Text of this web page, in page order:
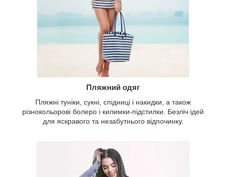
Пляжний одяг
Пляжні туніки, сукні, спідниці і накидки, а також
різнокольорові болеро і килимки-підстилки. Безліч ідей
для яскравого та незабутнього відпочинку.